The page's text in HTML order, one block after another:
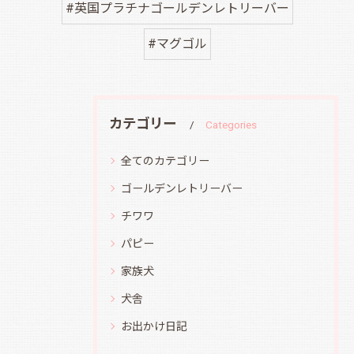
#英国プラチナゴールデンレトリーバー
#マグゴル
カテゴリー Categories
全てのカテゴリー
ゴールデンレトリーバー
チワワ
パピー
家族犬
犬舎
お出かけ日記